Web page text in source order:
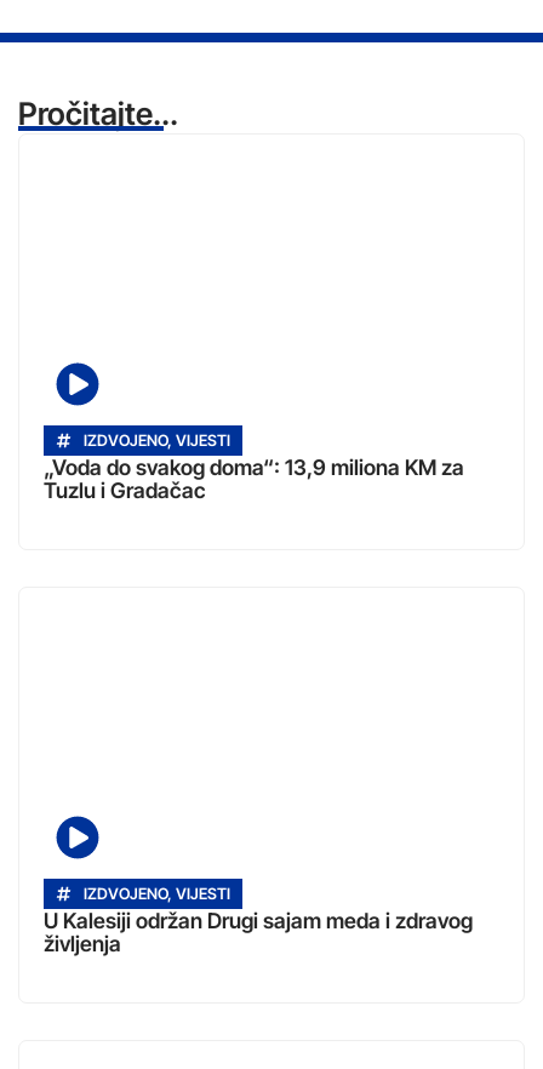
Pročitajte...
IZDVOJENO, VIJESTI
„Voda do svakog doma“: 13,9 miliona KM za
Tuzlu i Gradačac
IZDVOJENO, VIJESTI
U Kalesiji održan Drugi sajam meda i zdravog
življenja